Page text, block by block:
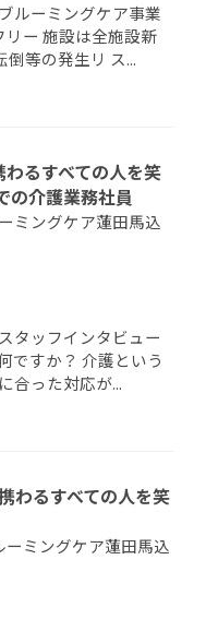
ルーミングケア事業
ー 施設は全施設新
等の発生リ ス...
わるすべての人を笑
の介護業務社員
ングケア蓮田馬込
タッフインタビュー
ですか？ 介護という
合った対応が...
わるすべての人を笑
ミングケア蓮田馬込